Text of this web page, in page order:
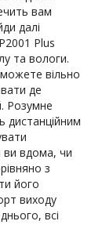
вам
далі
Plus
та вологи.
вільно
де
Розумне
дистанційним
ви вдома, чи
з
його
виходу
всі